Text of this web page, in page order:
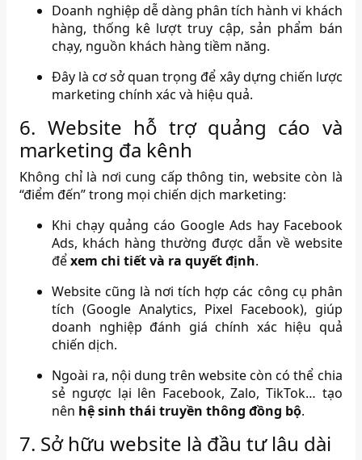
Doanh nghiệp dễ dàng phân tích hành vi khách
hàng, thống kê lượt truy cập, sản phẩm bán
chạy, nguồn khách hàng tiềm năng.
Đây là cơ sở quan trọng để xây dựng chiến lược
marketing chính xác và hiệu quả.
6. Website hỗ trợ quảng cáo và
marketing đa kênh
Không chỉ là nơi cung cấp thông tin, website còn là
“điểm đến” trong mọi chiến dịch marketing:
Khi chạy quảng cáo Google Ads hay Facebook
Ads, khách hàng thường được dẫn về website
đểxem chi tiết và ra quyết định.
Website cũng là nơi tích hợp các công cụ phân
tích (Google Analytics, Pixel Facebook), giúp
doanh nghiệp đánh giá chính xác hiệu quả
chiến dịch.
Ngoài ra, nội dung trên website còn có thể chia
sẻ ngược lại lên Facebook, Zalo, TikTok… tạo
nên hệ sinh thái truyền thông đồng bộ.
7. Sở hữu website là đầu tư lâu dài